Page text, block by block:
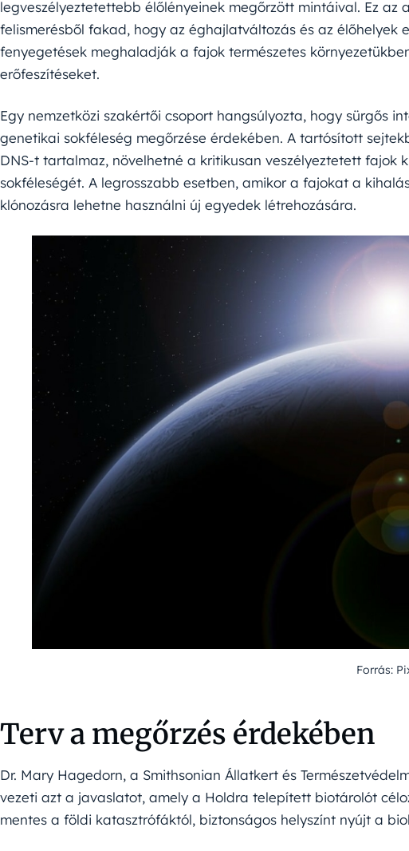
legveszélyeztetettebb élőlényeinek megőrzött mintáival. Ez az
felismerésből fakad, hogy az éghajlatváltozás és az élőhelyek
fenyegetések meghaladják a fajok természetes
erőfeszítéseket.
Egy nemzetközi szakértői csoport hangsúlyozta, hogy sürgős
genetikai sokféleség megőrzése érdekében. A tartósított
DNS-t tartalmaz, növelhetné a kritikusan veszélyeztetett fajok
sokféleségét. A legrosszabb esetben, amikor a fajokat a
klónozásra lehetne használni új egyedek létrehozására.
Forrás:
Terv a megőrzés érdekében
Dr. Mary Hagedorn, a Smithsonian Állatkert és
vezeti azt a javaslatot, amely a Holdra telepített biotárolót
mentes a földi katasztrófáktól, biztonságos helyszínt nyújt a